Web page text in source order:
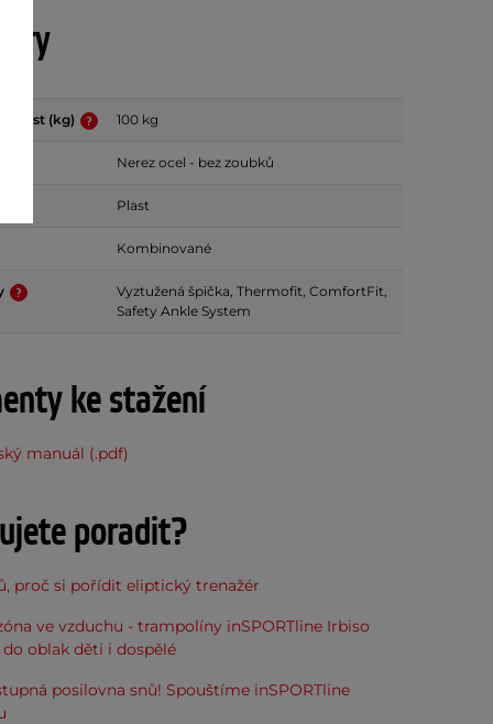
(kg) 100 kg
Nerez ocel - bez zoubků
Plast
Kombinované
Vyztužená špička, Thermofit, ComfortFit,
Safety Ankle System
ke stažení
manuál (.pdf)
poradit?
proč si pořídit eliptický trenažér
ve vzduchu - trampolíny inSPORTline Irbiso
oblak děti i dospělé
posilovna snů! Spouštíme inSPORTline